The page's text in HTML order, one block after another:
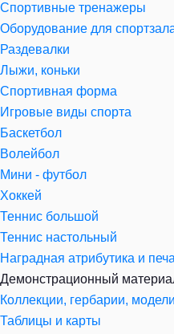
Спортивные тренажеры
Оборудование для
Раздевалки
Лыжи, коньки
Спортивная форма
Игровые виды спорта
Баскетбол
Волейбол
Мини - футбол
Хоккей
Теннис большой
Теннис настольный
Наградная атрибутика и
Демонстрационный
Коллекции, гербарии, модели
Таблицы и карты